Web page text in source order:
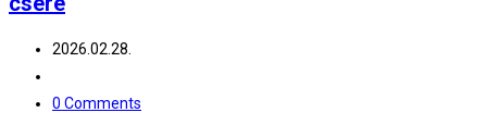
2026.02.28.
0 Comments